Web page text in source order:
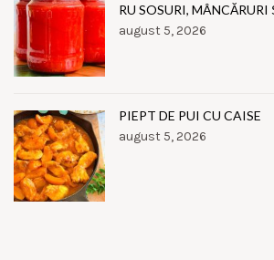
RU SOSURI, MÂNCĂRURI
august 5, 2026
PIEPT DE PUI CU CAISE
august 5, 2026